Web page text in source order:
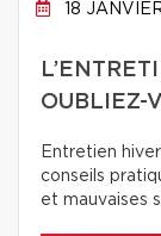
18
OUBLIEZ-
Entretien
conseils
et mauvaises